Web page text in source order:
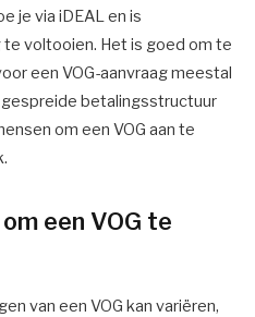
je via iDEAL en is
voltooien. Het is goed om te
een VOG-aanvraag meestal
betalingsstructuur
om een VOG aan te
een VOG te
van een VOG kan variëren,